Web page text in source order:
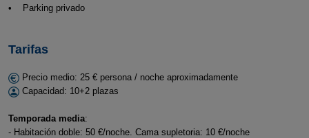
• Parking privado
Tarifas
Precio medio: 25 € persona / noche aproximadamente
Capacidad: 10+2 plazas
Temporada media:
- Habitación doble: 50 €/noche. Cama supletoria: 10 €/noche